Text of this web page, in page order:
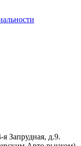
Запрудная, д.9.